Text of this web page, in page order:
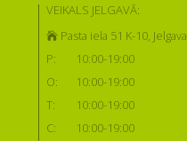
VEIKALS JELGAVĀ:
Pasta iela 51 K-10, Jelgava
P:
10:00-19:00
O:
10:00-19:00
T:
10:00-19:00
C:
10:00-19:00